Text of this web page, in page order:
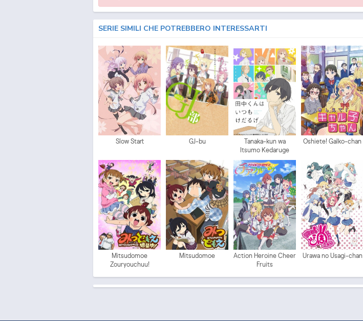
SERIE SIMILI CHE POTREBBERO INTERESSARTI
Slow Start GJ-bu
Tanaka-kun wa
Itsumo Kedaruge
Oshiete! Galko-chan
Mitsudomoe
Zouryouchuu!
Mitsudomoe
Action Heroine Cheer
Fruits
Urawa no Usagi-chan